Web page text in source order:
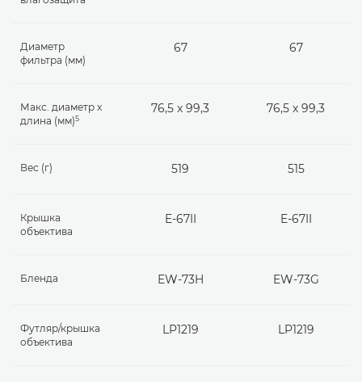
Диаметр
фильтра (мм)
67 67
Макс. диаметр x
длина (мм)5
76,5 x 99,3 76,5 x 99,3
Вес (г) 519 515
Крышка
объектива
E-67II E-67II
Бленда EW-73H EW-73G
Футляр/крышка
объектива
LP1219 LP1219